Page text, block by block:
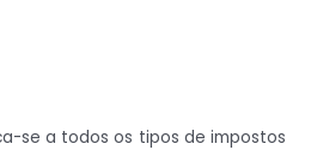
se a todos os tipos de impostos